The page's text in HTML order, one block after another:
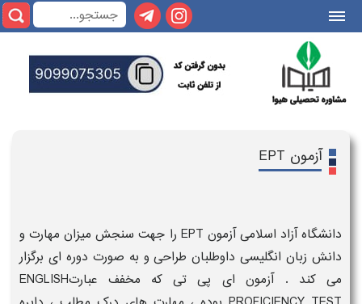
|||
آزمون EPT
دانشگاه آزاد اسلامی آزمون EPT را جهت سنجش میزان مهارت و
دانش زبان انگلیسی داوطلبان طراحی و به صورت دوره ای برگزار
می کند . آزمون ای پی تی که مخفف عبارتENGLISH